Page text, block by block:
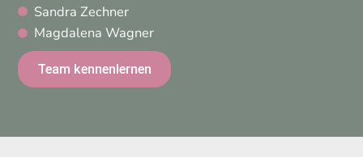
Sandra Zechner
Magdalena Wagner
Team kennenlernen